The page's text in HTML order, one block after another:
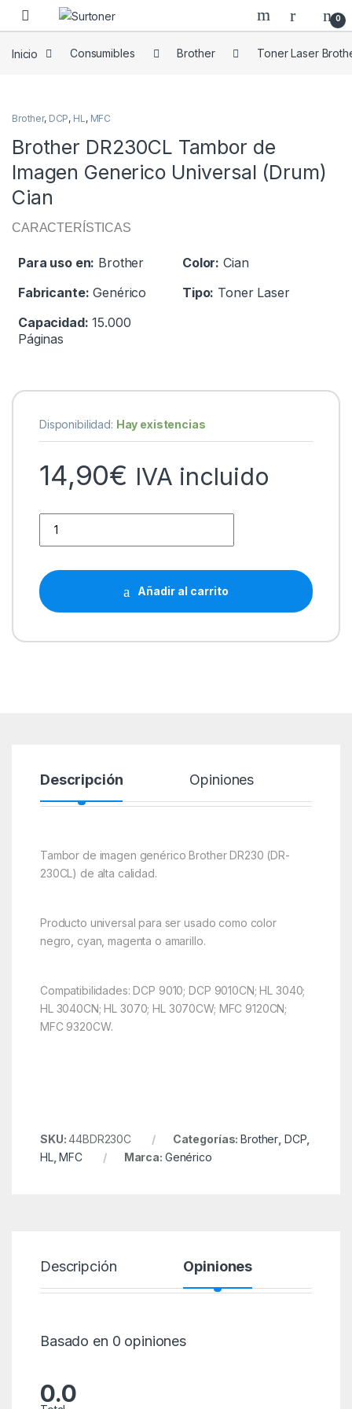
Skip to navigation
Skip to content
0
Inicio Consumibles Brother Toner Laser
Brother, DCP, HL , MFC
Brother DR230CL Tambor de
Imagen Generico Universal (Drum)
Cian
CARACTERÍSTICAS
Para uso en: Brother Color: Cian
Fabricante: Genérico Tipo: Toner Laser
Capacidad: 15.000
Páginas
Disponibilidad: Hay existencias
14,90€ IVA incluido
Añadir al carrito
Descripción Opiniones
Tambor de imagen genérico Brother DR230 (DR-
230CL) de alta calidad.
Producto universal para ser usado como color
negro, cyan, magenta o amarillo.
Compatibilidades: DCP 9010; DCP 9010CN; HL 3040;
HL 3040CN; HL 3070; HL 3070CW; MFC 9120CN;
MFC 9320CW.
SKU:44BDR230C Categorías:Brother DCP
HL,MFC Marca: Genérico
Descripción Opiniones
Basado en 0 opiniones
0.0